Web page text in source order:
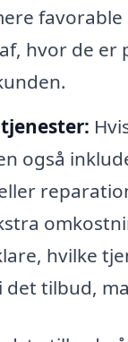
hvor de er
også
hvilke
det tilbud,